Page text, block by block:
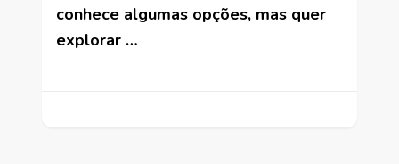
conhece algumas opções, mas quer
explorar …